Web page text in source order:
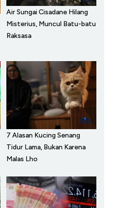
Air Sungai Cisadane Hilang
Misterius, Muncul Batu-batu
Raksasa
7 Alasan Kucing Senang
Tidur Lama, Bukan Karena
Malas Lho